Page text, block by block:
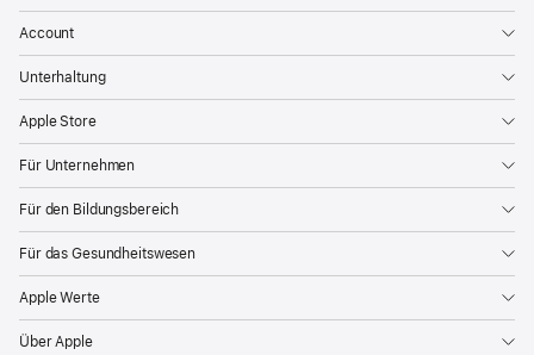
Account
Unterhaltung
Apple Store
Für Unternehmen
Für den Bildungsbereich
Für das Gesundheitswesen
Apple Werte
Über Apple